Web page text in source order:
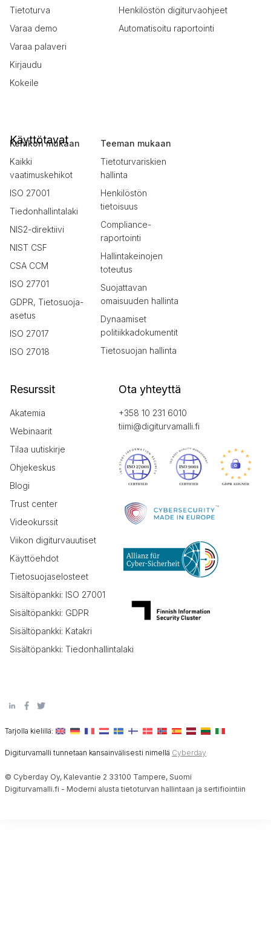
Tietoturva
Varaa demo
Varaa palaveri
Kirjaudu
Kokeile
Henkilöstön digiturvaohjeet
Automatisoitu raportointi
Käyttötavat
Kehikon mukaan
Kaikki
vaatimuskehikot
ISO 27001
Tiedonhallintalaki
NIS2-direktiivi
NIST CSF
CSA CCM
ISO 27701
GDPR, Tietosuoja-
asetus
ISO 27017
ISO 27018
Teeman mukaan
Tietoturvariskien
hallinta
Henkilöstön
tietoisuus
Compliance-
raportointi
Hallintakeinojen
toteutus
Suojattavan
omaisuuden hallinta
Dynaamiset
politiikkadokumentit
Tietosuojan hallinta
Resurssit
Akatemia
Webinaarit
Tilaa uutiskirje
Ohjekeskus
Blogi
Trust center
Videokurssit
Viikon digiturvauutiset
Käyttöehdot
Tietosuojaselosteet
Sisältöpankki: ISO 27001
Sisältöpankki: GDPR
Sisältöpankki: Katakri
Sisältöpankki: Tiedonhallintalaki
Ota yhteyttä
+358 10 231 6010
tiimi@digiturvamalli.fi
Tarjolla kielillä:
Digiturvamalli tunnetaan kansainvälisesti nimellä Cyberday
© Cyberday Oy, Kalevantie 2 33100 Tampere, Suomi
Digiturvamalli.fi - Moderni alusta tietoturvan hallintaan ja sertifiointiin